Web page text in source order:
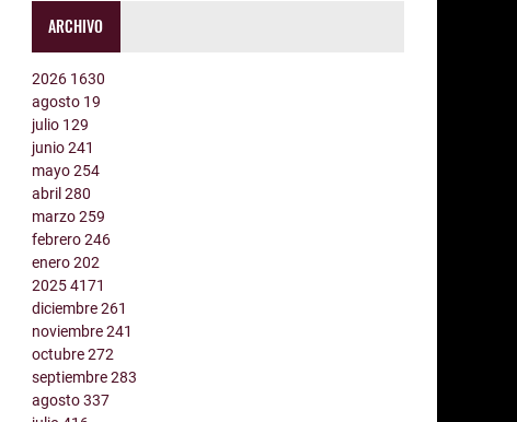
ARCHIVO
2026 1630
agosto 19
julio 129
junio241
mayo254
abril280
marzo259
febrero246
enero202
20254171
diciembre261
noviembre241
octubre272
septiembre283
agosto337